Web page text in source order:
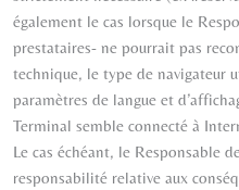
également le cas lorsque le
prestataires- ne pourrait pas
technique, le type de navigateur
paramètres de langue et
Terminal semble connecté à
Le cas échéant, le Responsable
responsabilité relative aux